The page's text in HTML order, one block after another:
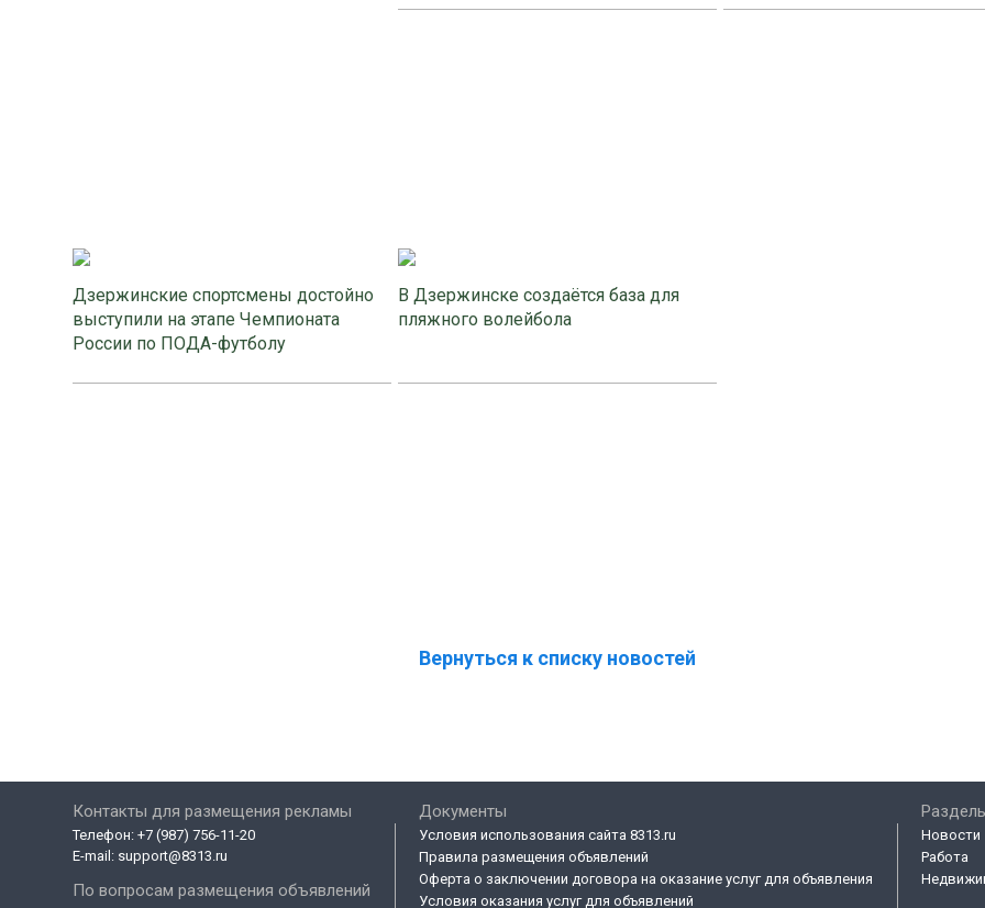
Дзержинские спортсмены достойно
выступили на этапе Чемпионата
России по ПОДА-футболу
В Дзержинске создаётся база для
пляжного волейбола
Вернуться к списку новостей
Контакты для размещения рекламы
Телефон: +7 (987) 756-11-20
E-mail: support@8313.ru
По вопросам размещения объявлений
Документы
Условия использования сайта 8313.ru
Правила размещения объявлений
Оферта о заключении договора на оказание услуг для объявления
Условия оказания услуг для объявлений
Новости
Работа